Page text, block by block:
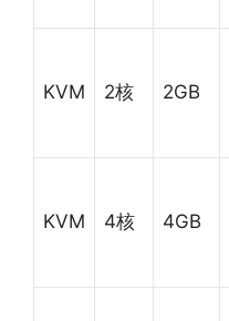
KVM 2核 2GB
KVM 4核 4GB